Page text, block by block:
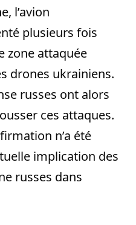
l’avion
plusieurs fois
zone attaquée
drones ukrainiens.
russes ont alors
ces attaques.
n’a été
implication des
russes dans